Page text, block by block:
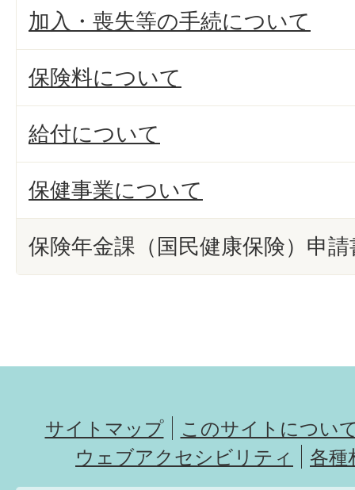
加入・喪失等の手続について
保険料について
給付について
保健事業について
保険年金課（国民健康保険）申
サイトマップ
このサイトについ
ウェブアクセシビリティ
各種